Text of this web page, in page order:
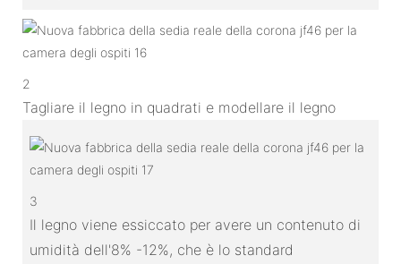
2
Tagliare il legno in quadrati e modellare il legno
3
Il legno viene essiccato per avere un contenuto di
umidità dell'8% -12%, che è lo standard